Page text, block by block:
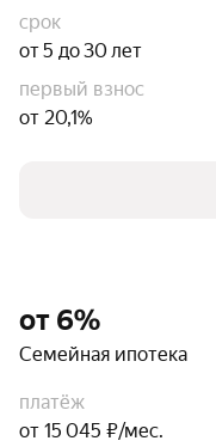
срок
от 5 до 30 лет
первый взнос
от 20,1%
от 6%
Семейная ипотека
платёж
от 15 045 ₽/мес.